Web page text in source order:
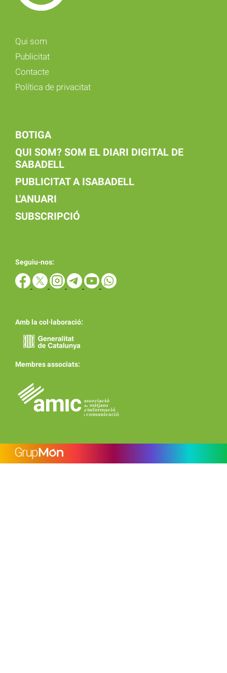
Qui som
Publicitat
Contacte
Política de privacitat
BOTIGA
QUI SOM? SOM EL DIARI DIGITAL DE
SABADELL
PUBLICITAT A ISABADELL
L'ANUARI
SUBSCRIPCIÓ
Seguiu-nos:
Amb la col·laboració:
Membres associats: